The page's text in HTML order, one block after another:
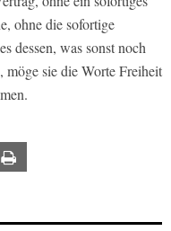
ohne die sofortige
dessen, was sonst noch
möge sie die Worte Freiheit